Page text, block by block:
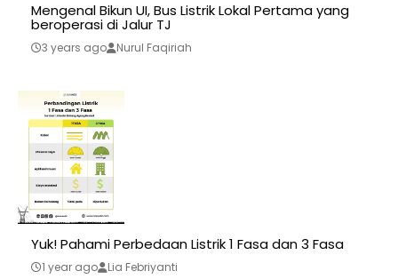
Mengenal Bikun UI, Bus Listrik Lokal Pertama yang
beroperasi di Jalur TJ
3 years ago Nurul Faqiriah
Yuk! Pahami Perbedaan Listrik 1 Fasa dan 3 Fasa
1 year ago Lia Febriyanti